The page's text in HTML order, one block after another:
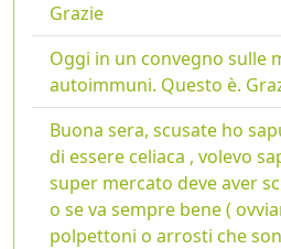
Grazie
Oggi in un convegno sulle
autoimmuni. Questo è.
Buona sera, scusate ho
di essere celiaca , volevo
super mercato deve aver
o se va sempre bene (
polpettoni o arrosti che